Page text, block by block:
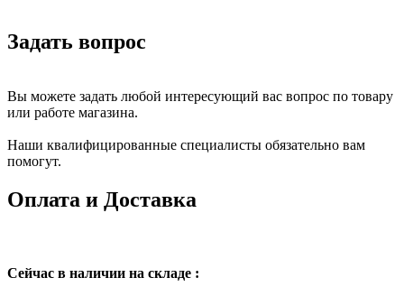
Задать вопрос
Вы можете задать любой интересующий вас вопрос по товару
или работе магазина.
Наши квалифицированные специалисты обязательно вам
помогут.
Оплата и Доставка
Сейчас в наличии на складе :